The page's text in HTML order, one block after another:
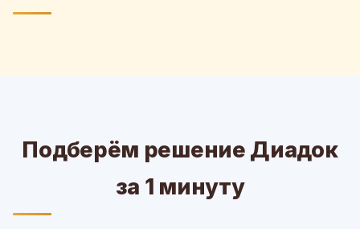
Подберём решение Диадок
за 1 минуту